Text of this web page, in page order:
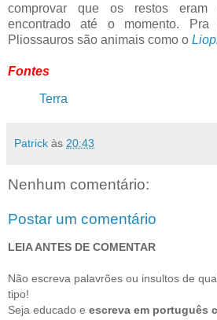
comprovar que os restos eram
encontrado até o momento.
Pliossauros são animais como o
Fontes
Terra
Patrick às 20:43
Nenhum comentário:
Postar um comentário
LEIA ANTES DE COMENTAR
Não escreva palavrões ou insultos de
tipo!
Seja educado e escreva em português